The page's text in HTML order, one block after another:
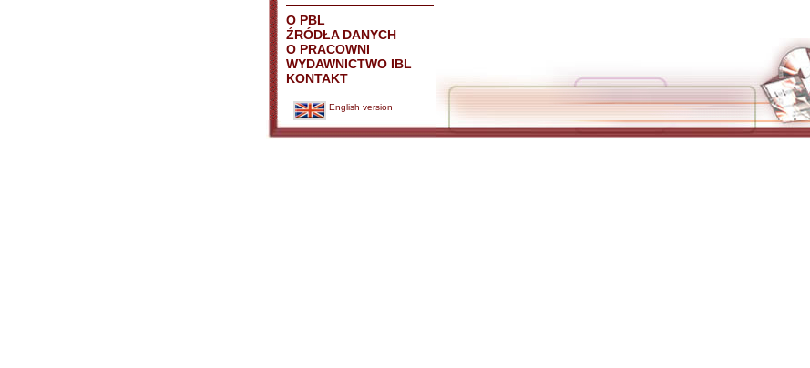
O PBL
ŹRÓDŁA DANYCH
O PRACOWNI
WYDAWNICTWO IBL
KONTAKT
English version